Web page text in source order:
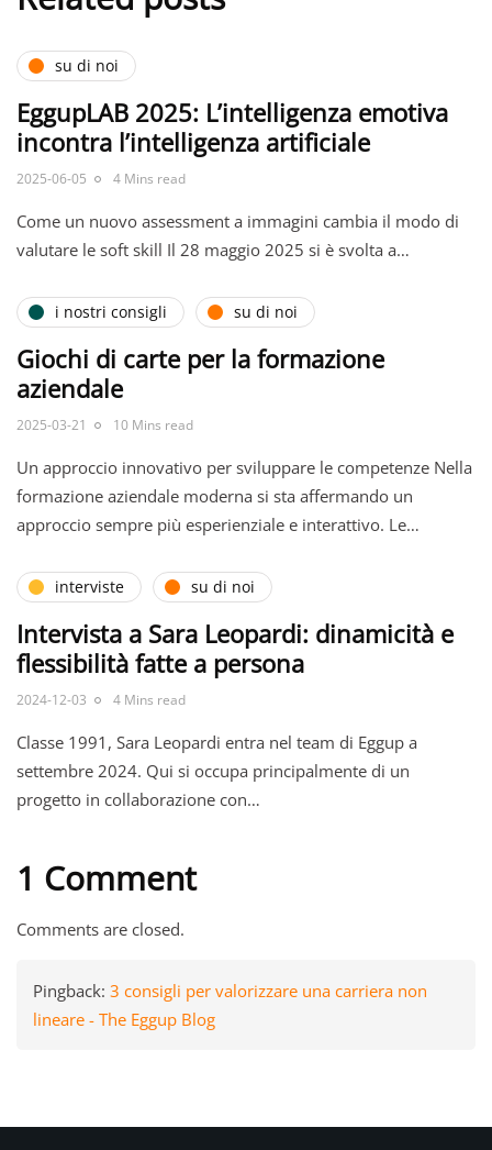
su di noi
EggupLAB 2025: L’intelligenza emotiva
incontra l’intelligenza artificiale
2025-06-05 4 Mins read
Come un nuovo assessment a immagini cambia il modo di
valutare le soft skill Il 28 maggio 2025 si è svolta a…
i nostri consigli su di noi
Giochi di carte per la formazione
aziendale
2025-03-21 10 Mins read
Un approccio innovativo per sviluppare le competenze Nella
formazione aziendale moderna si sta affermando un
approccio sempre più esperienziale e interattivo. Le…
interviste su di noi
Intervista a Sara Leopardi: dinamicità e
flessibilità fatte a persona
2024-12-03 4 Mins read
Classe 1991, Sara Leopardi entra nel team di Eggup a
settembre 2024. Qui si occupa principalmente di un
progetto in collaborazione con…
1 Comment
Comments are closed.
Pingback: 3 consigli per valorizzare una carriera non
lineare - The Eggup Blog